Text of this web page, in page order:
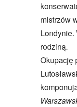
mistrzów
Londynie.
rodziną.
Okupację